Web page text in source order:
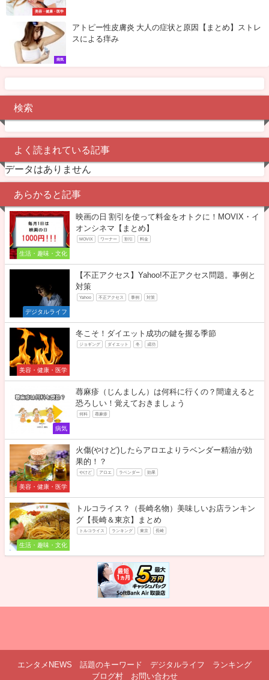
美容・健康・医学
病気
アトピー性皮膚炎 大人の症状と原因【まとめ】ストレ
スによる痒み
検索
よく読まれている記事
データはありません
あらかると記事
生活・趣味・文化
映画の日 割引を使って料金をオトクに！MOVIX・イ
オンシネマ【まとめ】
MOVIX ワーナー 割引 料金
デジタルライフ
【不正アクセス】Yahoo!不正アクセス問題。事例と
対策
Yahoo 不正アクセス 事例 対策
美容・健康・医学
冬こそ！ダイエット成功の鍵を握る季節
ジョギング ダイエット 冬 成功
病気
蕁麻疹（じんましん）は何科に行くの？間違えると
恐ろしい！覚えておきましょう
何科 蕁麻疹
美容・健康・医学
火傷(やけど)したらアロエよりラベンダー精油が効
果的！？
やけど アロエ ラベンダー 効果
生活・趣味・文化
トルコライス？（長崎名物）美味しいお店ランキン
グ【長崎＆東京】まとめ
トルコライス ランキング 東京 長崎
エンタメNEWS 話題のキーワード デジタルライフ
ランキング
ブログ村
お問い合わせ